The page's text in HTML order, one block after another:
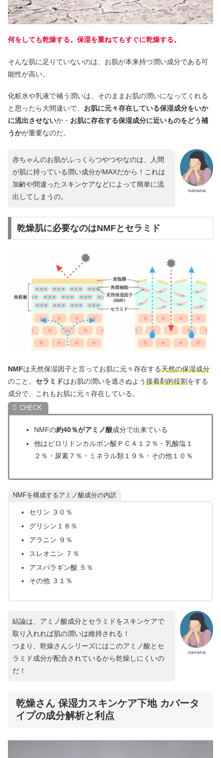
何をしても乾燥する。保湿を重ねてもすぐに乾燥する。
そんな肌に足りていないのは、お肌が本来持つ潤い成分である可
能性が高い。
化粧水や乳液で補う潤いは、そのままお肌の潤いになってくれる
と思ったら大間違いで、 お肌に元々存在している保湿成分をいか
に流出させないか・ お肌に存在する保湿成分に近いものをどう補
うかが重要なのだ。
nanana
赤ちゃんのお肌がふっくらつやつやなのは、人間
が肌に持っている潤い成分がMAXだから！これは
加齢や間違ったスキンケアなどによって簡単に流
出してしまうの。
乾燥肌に必要なのはNMFとセラミド
NMFは天然保湿因子と言ってお肌に元々存在する天然の保湿成分
のこと。 セラミドはお肌の潤いを逃さぬよう接着剤的役割をする
成分で、これもお肌に元々存在している。
NMFの約40％がアミノ酸成分で出来ている
他はピロリドンカルボン酸ＰＣＡ１２％・乳酸塩１
２％・尿素７％・ミネラル類１９％・その他１０％
NMFを構成するアミノ酸成分の内訳
セリン ３０％
グリシン１８％
アラニン ９％
スレオニン ７％
アスパラギン酸 ５％
その他 ３１％
nanana
結論は、アミノ酸成分とセラミドをスキンケアで
取り入れれば肌の潤いは維持される！
つまり、乾燥さんシリーズにはこのアミノ酸とセ
ラミド成分が配合されているから乾燥しにくいの
だ！
乾燥さん 保湿力スキンケア下地 カバータ
イプの成分解析と利点